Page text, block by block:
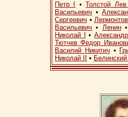
Петр I •Толстой
Васильевич •
Сергеевич •
Васильевич • Ленин•
Николай I
• Александр
Тютчев Федор
Василий Никитич •
Николай II
•